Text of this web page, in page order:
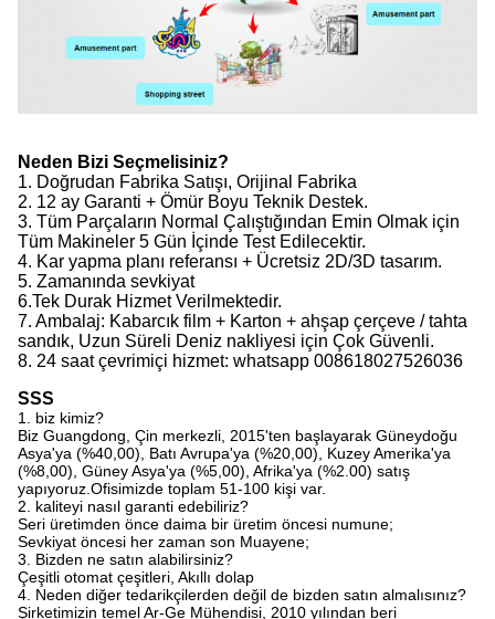
Neden Bizi Seçmelisiniz?
1. Doğrudan Fabrika Satışı, Orijinal Fabrika
2. 12 ay Garanti + Ömür Boyu Teknik Destek.
3. Tüm Parçaların Normal Çalıştığından Emin Olmak için
Tüm Makineler 5 Gün İçinde Test Edilecektir.
4. Kar yapma planı referansı + Ücretsiz 2D/3D tasarım.
5. Zamanında sevkiyat
6.Tek Durak Hizmet Verilmektedir.
7. Ambalaj: Kabarcık film + Karton + ahşap çerçeve / tahta
sandık, Uzun Süreli Deniz nakliyesi için Çok Güvenli.
8. 24 saat çevrimiçi hizmet: whatsapp 008618027526036
SSS
1. biz kimiz?
Biz Guangdong, Çin merkezli, 2015'ten başlayarak Güneydoğu
Asya'ya (%40,00), Batı Avrupa'ya (%20,00), Kuzey Amerika'ya
(%8,00), Güney Asya'ya (%5,00), Afrika'ya (%2.00) satış
yapıyoruz.Ofisimizde toplam 51-100 kişi var.
2. kaliteyi nasıl garanti edebiliriz?
Seri üretimden önce daima bir üretim öncesi numune;
Sevkiyat öncesi her zaman son Muayene;
3. Bizden ne satın alabilirsiniz?
Çeşitli otomat çeşitleri, Akıllı dolap
4. Neden diğer tedarikçilerden değil de bizden satın almalısınız?
Şirketimizin temel Ar-Ge Mühendisi, 2010 yılından beri